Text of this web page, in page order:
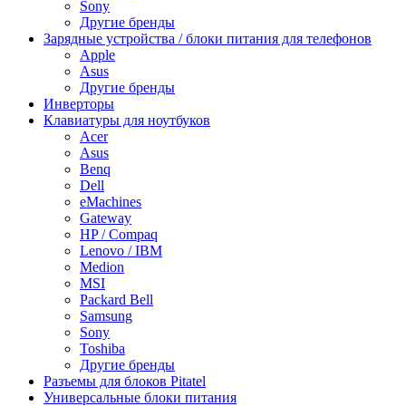
Sony
Другие бренды
Зарядные устройства / блоки питания для телефонов
Apple
Asus
Другие бренды
Инверторы
Клавиатуры для ноутбуков
Acer
Asus
Benq
Dell
eMachines
Gateway
HP / Compaq
Lenovo / IBM
Medion
MSI
Packard Bell
Samsung
Sony
Toshiba
Другие бренды
Разъемы для блоков Pitatel
Универсальные блоки питания